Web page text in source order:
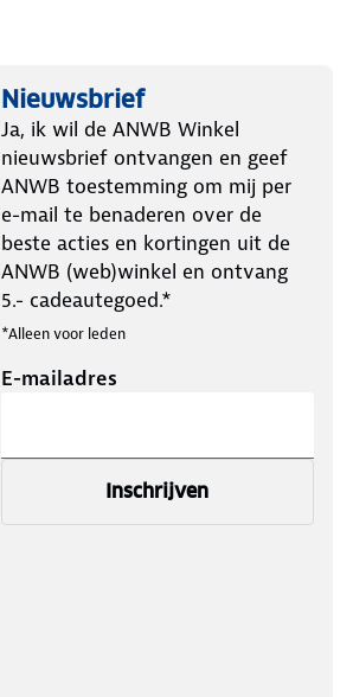
Nieuwsbrief
Ja, ik wil de ANWB Winkel
nieuwsbrief ontvangen en geef
ANWB toestemming om mij per
e-mail te benaderen over de
beste acties en kortingen uit de
ANWB (web)winkel en ontvang
5.- cadeautegoed.*
*Alleen voor leden
E-mailadres
Inschrijven